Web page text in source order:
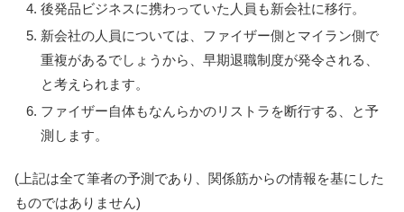
後発品ビジネスに携わっていた人員も新会社に移行。
新会社の人員については、ファイザー側とマイラン側で
重複があるでしょうから、早期退職制度が発令される、
と考えられます。
ファイザー自体もなんらかのリストラを断行する、と予
測します。
(上記は全て筆者の予測であり、関係筋からの情報を基にした
ものではありません)